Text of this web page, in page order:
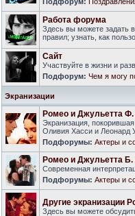
Работа форума
Здесь вы можете задать
правил; узнать, как
Сайт
Участвуйте в жизни и
Подфорум: Чем я могу
Экранизации
Ромео и Джульетта
Экранизация,
Оливия Хасси и Леонард
Подфорумы: Актеры и
Ромео и Джульетта Б.
Современная
Подфорумы: Актеры и
Другие экранизации
Здесь вы можете